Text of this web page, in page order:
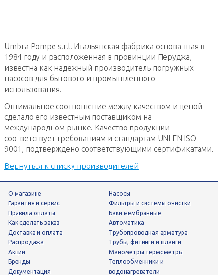
Umbra Pompe s.r.l. Итальянская фабрика основанная в
1984 году и расположенная в провинции Перуджа,
известна как надежный производитель погружных
насосов для бытового и промышленного
использования.
Оптимальное соотношение между качеством и ценой
сделало его известным поставщиком на
международном рынке. Качество продукции
соответствует требованиям и стандартам UNI EN ISO
9001, подтверждено соответствующими сертификатами.
Вернуться к списку производителей
О магазине
Гарантия и сервис
Правила оплаты
Как сделать заказ
Доставка и оплата
Распродажа
Акции
Бренды
Документация
Насосы
фильтры и системы очистки
Баки мембранные
Автоматика
трубопроводная арматура
трубы, фитинги и шланги
манометры термометры
теплообменники и
водонагреватели